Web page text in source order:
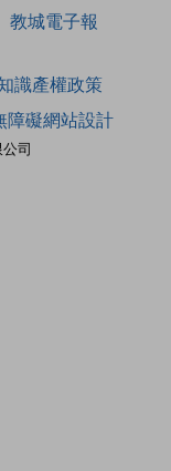
教城電子報
司
識產權政策
障礙網站設計